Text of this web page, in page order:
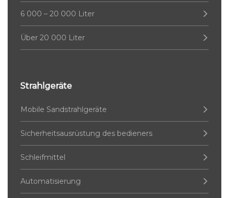
6 000 – 20 000 Liter
Über 20 000 Liter
Strahlgeräte
Mobile Sandstrahlgeräte
Sicherheitsausrüstung des bedieners
Schleifmittel
Automatisierung